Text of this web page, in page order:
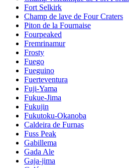
Fort Selkirk
Champ de lave de Four Craters
Piton de la Fournaise
Fourpeaked
Fremrinamur
Frosty
Fuego
Fueguino
Fuerteventura
Fuji-Yama
Fukue-Jima
Fukujin
Fukutoku-Okanoba
Caldeira de Furnas
Fuss Peak
Gabillema
Gada Ale
Gaja-jima